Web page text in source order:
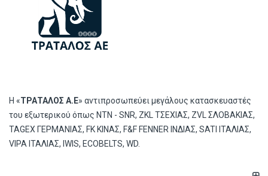
Η «ΤΡΑΤΑΛΟΣ Α.Ε» αντιπροσωπεύει μεγάλους κατασκευαστές
του εξωτερικού όπως ΝΤΝ - SNR, ZKL ΤΣΕΧΙΑΣ, ZVL ΣΛΟΒΑΚΙΑΣ,
TAGEX ΓΕΡΜΑΝΙΑΣ, FK ΚΙΝΑΣ, F&F FENNER ΙΝΔΙΑΣ, SATI ΙΤΑΛΙΑΣ,
VIPA ΙΤΑΛΙΑΣ, IWIS, ECOBELTS, WD.